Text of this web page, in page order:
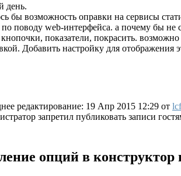
день.
бы возможность оправки на сервисы
поводу web-интерфейса. а почему бы не
показатели, покрасить.
Добавить настройку для отображения
редактирование: 19 Апр 2015 12:29 от
запретил публиковать записи
опций в